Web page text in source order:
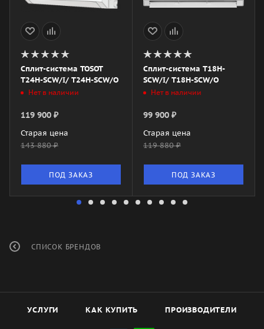
Сплит-система TOSOT
T24H-SCW/I/ T24H-SCW/O
Нет в наличии
119 900 ₽
Старая цена
143 880₽
ПОД ЗАКАЗ
Сплит-система T18H-
SCW/I/ T18H-SCW/O
Нет в наличии
99 900 ₽
Старая цена
119 880₽
ПОД ЗАКАЗ
СПИСОК БРЕНДОВ
УСЛУГИ КАК КУПИТЬ ПРОИЗВОДИТЕЛИ